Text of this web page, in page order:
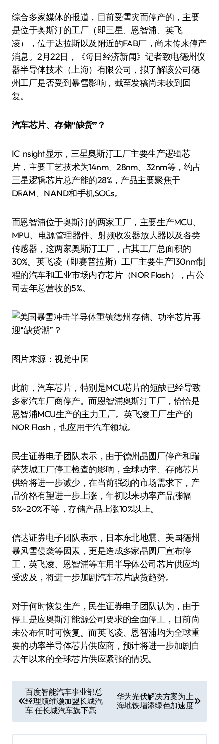
综合多家媒体的报道，目前受雪灾而停产的，主要
是位于奥斯汀的工厂（即三星、恩智浦、英飞
凌），位于达拉斯以及附近的FAB厂，尚未传来停产
消息。2月22日，《每日经济新闻》记者致电德州仪
器半导体技术（上海）有限公司，拟了解该公司德
州工厂是否受到暴雪影响，截至发稿尚未收到回
复。
汽车芯片、存储“缺货”？
IC insight显示，三星奥斯汀工厂主要生产逻辑芯
片，主要工艺技术为14nm、28nm、32nm等，约占
三星逻辑芯片总产能的28%，产品主要聚焦于
DRAM、NAND和手机SOCs。
而恩智浦位于奥斯汀的两家工厂，主要生产MCU、
MPU、电源管理器件、射频收发器放大器以及各类
传感器，这两家奥斯汀工厂，占其工厂总面积的
30%。英飞凌（即赛普拉斯）工厂主要生产130nm制
程的汽车和工业市场内存芯片（NOR Flash），占公
司去年总营收的5%。
图片来源：视觉中国
此前，汽车芯片，特别是MCU芯片的短缺已经导致
多家汽车厂商停产。而恩智浦奥斯汀工厂，恰恰是
恩智浦MCU生产的主力工厂。英飞凌工厂生产的
NOR Flash，也应用于汽车领域。
民生证券电子团队表示，由于德州晶圆厂停产和瑞
萨茨城工厂停工检查的影响，全球功率、存储芯片
供给将进一步减少，在当前强劲的市场需求下，产
品价格有望进一步上涨，年初以来功率产品涨幅
5%~20%不等，存储产品上涨10%以上。
信达证券电子团队表示，日本东北地震、美国德州
暴风雪侵袭等因素，更是造成多家晶圆厂宣布停
工，英飞凌、恩智浦等车用半导体公司芯片供应均
受波及，将进一步加剧汽车芯片缺货趋势。
对于何时恢复生产，民生证券电子团队认为，由于
停工是应奥斯汀能源公司要求的全面停工，目前尚
未公布何时可恢复。而英飞凌、恩智浦均为全球重
要的功率半导体芯片供应商，预计将进一步加剧自
去年以来的全球芯片供应紧张的情况。
章
导
航
百度智能汽车事业部总
经理顾维灏加盟长城汽
车 任长城汽车旗下毫
华为光伏解决方案为上
海地铁增添绿色加速度